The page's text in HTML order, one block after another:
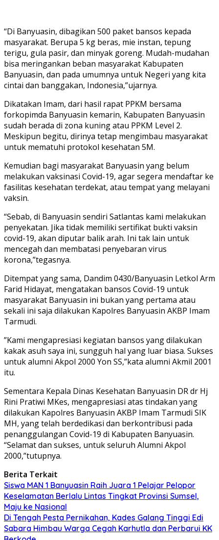
“Di Banyuasin, dibagikan 500 paket bansos kepada
masyarakat. Berupa 5 kg beras, mie instan, tepung
terigu, gula pasir, dan minyak goreng. Mudah-mudahan
bisa meringankan beban masyarakat Kabupaten
Banyuasin, dan pada umumnya untuk Negeri yang kita
cintai dan banggakan, Indonesia,”ujarnya.
Dikatakan Imam, dari hasil rapat PPKM bersama
forkopimda Banyuasin kemarin, Kabupaten Banyuasin
sudah berada di zona kuning atau PPKM Level 2.
Meskipun begitu, dirinya tetap mengimbau masyarakat
untuk mematuhi protokol kesehatan 5M.
Kemudian bagi masyarakat Banyuasin yang belum
melakukan vaksinasi Covid-19, agar segera mendaftar ke
fasilitas kesehatan terdekat, atau tempat yang melayani
vaksin.
“Sebab, di Banyuasin sendiri Satlantas kami melakukan
penyekatan. Jika tidak memiliki sertifikat bukti vaksin
covid-19, akan diputar balik arah. Ini tak lain untuk
mencegah dan membatasi penyebaran virus
korona,”tegasnya.
Ditempat yang sama, Dandim 0430/Banyuasin Letkol Arm
Farid Hidayat, mengatakan bansos Covid-19 untuk
masyarakat Banyuasin ini bukan yang pertama atau
sekali ini saja dilakukan Kapolres Banyuasin AKBP Imam
Tarmudi.
”Kami mengapresiasi kegiatan bansos yang dilakukan
kakak asuh saya ini, sungguh hal yang luar biasa. Sukses
untuk alumni Akpol 2000 Yon SS,”kata alumni Akmil 2001
itu.
Sementara Kepala Dinas Kesehatan Banyuasin DR dr Hj
Rini Pratiwi MKes, mengapresiasi atas tindakan yang
dilakukan Kapolres Banyuasin AKBP Imam Tarmudi SIK
MH, yang telah berdedikasi dan berkontribusi pada
penanggulangan Covid-19 di Kabupaten Banyuasin.
“Selamat dan sukses, untuk seluruh Alumni Akpol
2000,”tutupnya.
Berita Terkait
Siswa MAN 1 Banyuasin Raih Juara 1 Pelajar Pelopor
Keselamatan Berlalu Lintas Tingkat Provinsi Sumsel,
Maju ke Nasional
Di Tengah Pesta Pernikahan, Kades Galang Tinggi Edi
Sabara Himbau Warga Cegah Karhutla dan Perbarui KK